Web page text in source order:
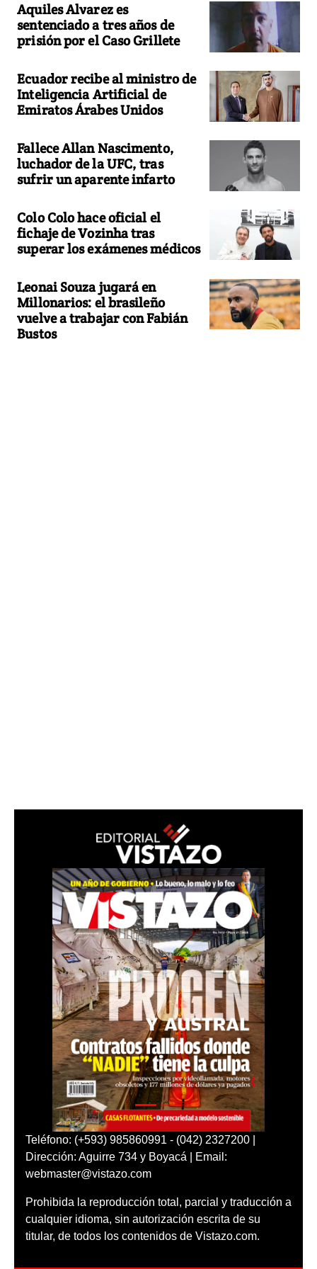
Aquiles Alvarez es
sentenciado a tres años de
prisión por el Caso Grillete
Ecuador recibe al ministro de
Inteligencia Artificial de
Emiratos Árabes Unidos
Fallece Allan Nascimento,
luchador de la UFC, tras
sufrir un aparente infarto
Colo Colo hace oficial el
fichaje de Vozinha tras
superar los exámenes médicos
Leonai Souza jugará en
Millonarios: el brasileño
vuelve a trabajar con Fabián
Bustos
Teléfono: (+593) 985860991 - (042) 2327200 |
Dirección: Aguirre 734 y Boyacá | Email:
webmaster@vistazo.com
Prohibida la reproducción total, parcial y traducción a
cualquier idioma, sin autorización escrita de su
titular, de todos los contenidos de Vistazo.com.